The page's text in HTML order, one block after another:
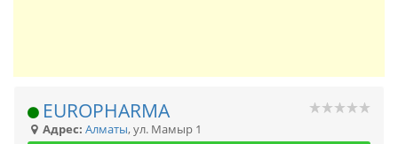
EUROPHARMA
Адрес: Алматы,ул. Мамыр 1